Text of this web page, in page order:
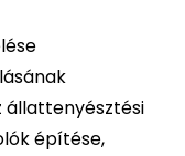
állattenyésztési
építése,